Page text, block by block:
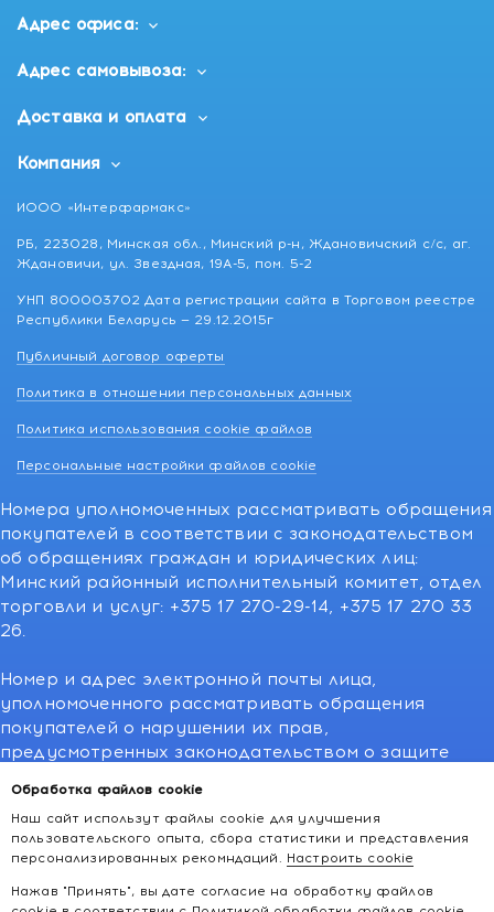
Обработка файлов cookie
Наш сайт использут файлы cookie для улучшения
пользовательского опыта, сбора статистики и представления
персонализированных рекомндаций. Настроить cookie
Нажав "Принять", вы дате согласие на обработку файлов
Адрес офиса:
Адрес самовывоза:
Доставка и оплата
Компания
ИООО «Интерфармакс»
РБ, 223028, Минская обл., Минский р-н, Ждановичский с/с, аг.
Ждановичи, ул. Звездная, 19А-5, пом. 5-2
УНП 800003702 Дата регистрации сайта в Торговом реестре
Республики Беларусь — 29.12.2015г
Публичный договор оферты
Политика в отношении персональных данных
Политика использования cookie файлов
Персональные настройки файлов cookie
Номера уполномоченных рассматривать обращения
покупателей в соответствии с законодательством
об обращениях граждан и юридических лиц:
Минский районный исполнительный комитет, отдел
торговли и услуг: +375 17 270-29-14, +375 17 270 33
26.
Номер и адрес электронной почты лица,
уполномоченного рассматривать обращения
покупателей о нарушении их прав,
предусмотренных законодательством о защите
операторов), info@kakvapteke.by